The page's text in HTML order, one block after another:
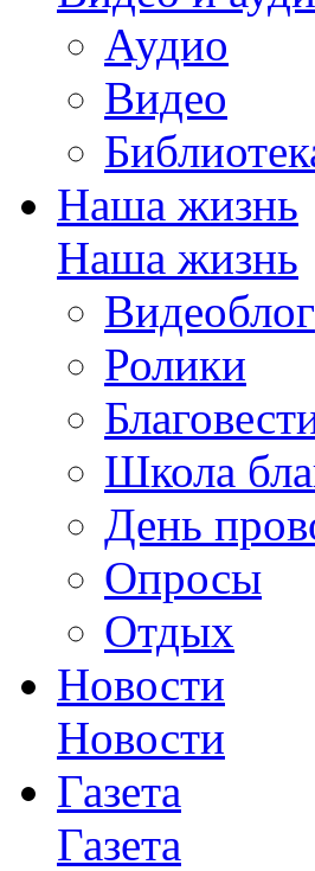
Аудио
Видео
Наша жизнь
Наша жизнь
Видеоблог
Ролики
Школа
День
Опросы
Отдых
Новости
Новости
Газета
Газета